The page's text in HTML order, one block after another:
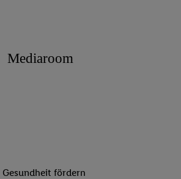
Mediaroom
Gesundheit fördern